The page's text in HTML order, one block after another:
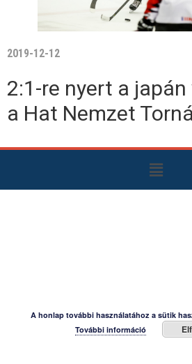
2019-12-12
2:1-re nyert a
a Hat Nemzet
A honlap további használatához a sütik
További információ